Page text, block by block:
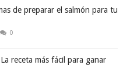
de preparar el salmón para tu
0
receta más fácil para ganar